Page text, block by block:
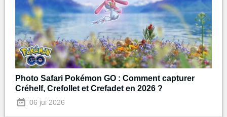
Photo Safari Pokémon GO : Comment capturer
Créhelf, Crefollet et Crefadet en 2026 ?
06 jui 2026